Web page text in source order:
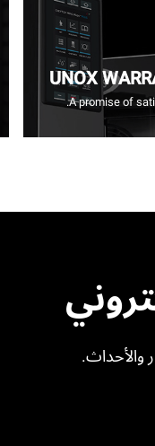
UNOX
A promise of
والأحداث.